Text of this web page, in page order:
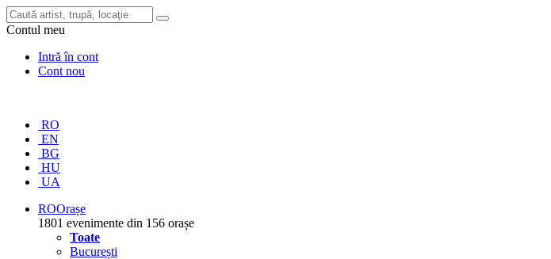
Contul meu
Intră în cont
Cont nou
RO
EN
BG
HU
UA
ROOrașe
1801 evenimente din 156 orașe
Toate
București